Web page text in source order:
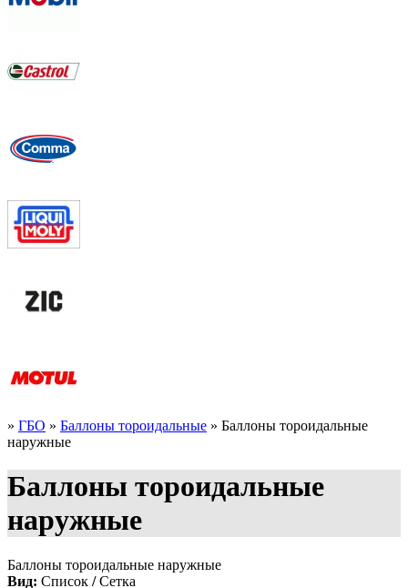
» ГБО » Баллоны тороидальные » Баллоны тороидальные
наружные
Баллоны тороидальные
наружные
Баллоны тороидальные наружные
Вид: Список / Сетка